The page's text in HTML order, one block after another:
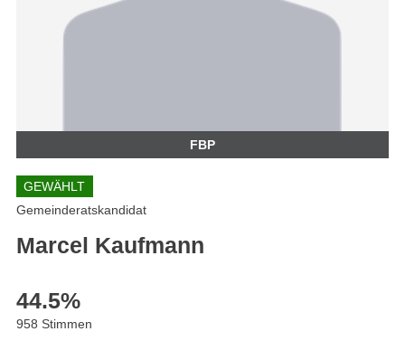
FBP
GEWÄHLT
Gemeinderatskandidat
Marcel Kaufmann
44.5%
958 Stimmen